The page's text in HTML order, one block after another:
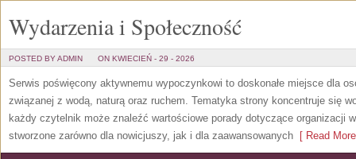
Wydarzenia i Społeczność
POSTED BY ADMIN ON KWIECIEŃ - 29 - 2026
Serwis poświęcony aktywnemu wypoczynkowi to doskonałe miejsce dla
związanej z wodą, naturą oraz ruchem. Tematyka strony koncentruje się
każdy czytelnik może znaleźć wartościowe porady dotyczące organizacji
stworzone zarówno dla nowicjuszy, jak i dla zaawansowanych [ Read